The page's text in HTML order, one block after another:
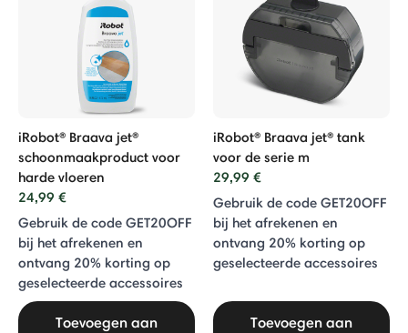
iRobot® Braava jet®
schoonmaakproduct voor
harde vloeren
24,99 €
Gebruik de code GET20OFF
bij het afrekenen en
ontvang 20% ​​korting op
geselecteerde accessoires
Toevoegen aan
iRobot® Braava jet® tank
voor de serie m
29,99 €
Gebruik de code GET20OFF
bij het afrekenen en
ontvang 20% ​​korting op
geselecteerde accessoires
Toevoegen aan